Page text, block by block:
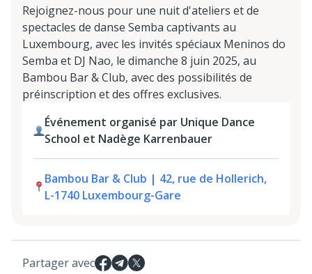
Rejoignez-nous pour une nuit d'ateliers et de
spectacles de danse Semba captivants au
Luxembourg, avec les invités spéciaux Meninos do
Semba et DJ Nao, le dimanche 8 juin 2025, au
Bambou Bar & Club, avec des possibilités de
préinscription et des offres exclusives.
Événement organisé par Unique Dance
School et Nadège Karrenbauer
Bambou Bar & Club | 42, rue de Hollerich,
L-1740 Luxembourg-Gare
Partager avec